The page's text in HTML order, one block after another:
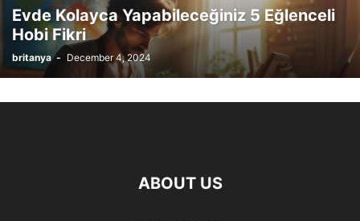
Evde Kolayca Yapabileceğiniz 5 Eğlenceli
Hobi Fikri
britanya - December 4, 2024
ABOUT US